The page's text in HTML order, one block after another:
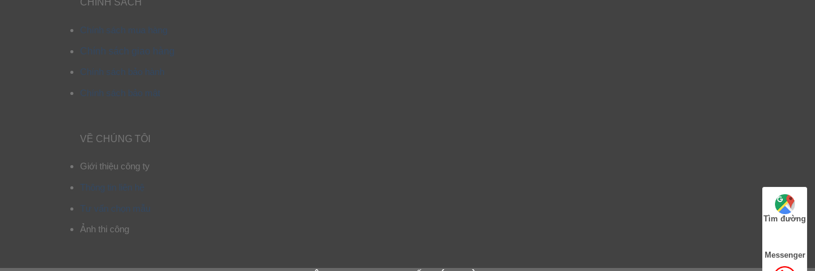
CHÍNH SÁCH
Chính sách mua hàng
Chính sách giao hàng
Chính sách bảo hành
Chính sách bảo mật
VỀ CHÚNG TÔI
Giới thiệu công ty
Thông tin liên hệ
Tư vấn chọn mẫu
Ảnh thi công
Tìm đường
Messenger